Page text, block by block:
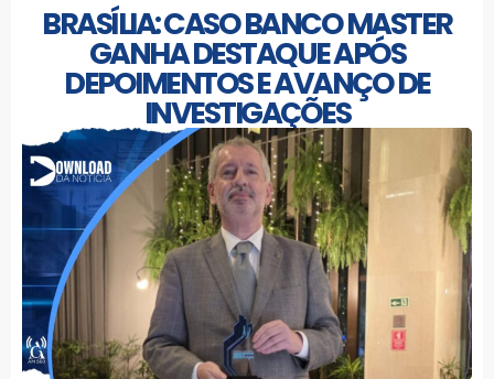
BRASÍLIA: CASO BANCO MASTER
GANHA DESTAQUE APÓS
DEPOIMENTOS E AVANÇO DE
INVESTIGAÇÕES